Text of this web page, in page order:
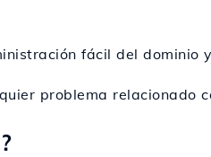
fácil del dominio
problema relacionado